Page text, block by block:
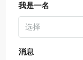
我是一名
选择
消息